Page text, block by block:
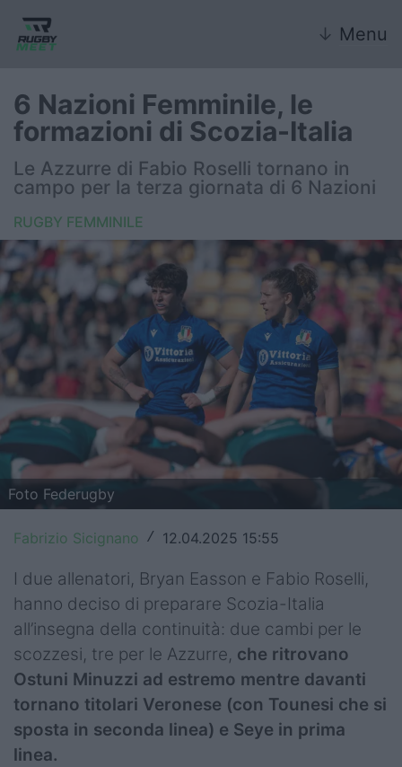
↓ Menu
Nazionali giovanili
Rugby Sevens
FIR
Internazionale
6 Nazioni
United Rugby Championship
Top14
Premiership
Champions Cup
Challenge Cup
World Rugby
Rugby World Cup
Super Rugby
Rugby in TV
Mercato
6 Nazioni Femminile, le
formazioni di Scozia-Italia
Le Azzurre di Fabio Roselli tornano in
campo per la terza giornata di 6 Nazioni
RUGBY FEMMINILE
Foto Federugby
Fabrizio Sicignano / 12.04.2025 15:55
I due allenatori, Bryan Easson e Fabio Roselli,
hanno deciso di preparare Scozia-Italia
all’insegna della continuità: due cambi per le
scozzesi, tre per le Azzurre, che ritrovano
Ostuni Minuzzi ad estremo mentre davanti
tornano titolari Veronese (con Tounesi che si
sposta in seconda linea) e Seye in prima
linea.